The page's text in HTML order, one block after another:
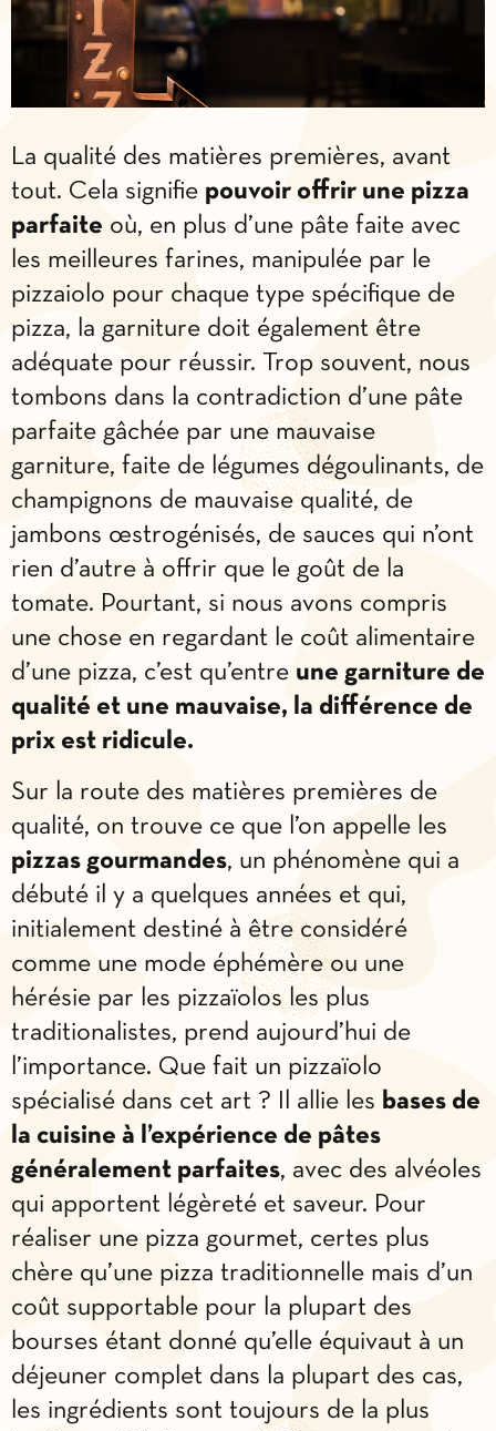
La qualité des matières premières, avant
tout. Cela signifie pouvoir offrir une pizza
parfaite où, en plus d’une pâte faite avec
les meilleures farines, manipulée par le
pizzaiolo pour chaque type spécifique de
pizza, la garniture doit également être
adéquate pour réussir. Trop souvent, nous
tombons dans la contradiction d’une pâte
parfaite gâchée par une mauvaise
garniture, faite de légumes dégoulinants, de
champignons de mauvaise qualité, de
jambons œstrogénisés, de sauces qui n’ont
rien d’autre à offrir que le goût de la
tomate. Pourtant, si nous avons compris
une chose en regardant le coût alimentaire
d’une pizza, c’est qu’entre une garniture de
qualité et une mauvaise, la différence de
prix est ridicule.
Sur la route des matières premières de
qualité, on trouve ce que l’on appelle les
pizzas gourmandes, un phénomène qui a
débuté il y a quelques années et qui,
initialement destiné à être considéré
comme une mode éphémère ou une
hérésie par les pizzaïolos les plus
traditionalistes, prend aujourd’hui de
l’importance. Que fait un pizzaïolo
spécialisé dans cet art ? Il allie les bases de
la cuisine à l’expérience de pâtes
généralement parfaites, avec des alvéoles
qui apportent légèreté et saveur. Pour
réaliser une pizza gourmet, certes plus
chère qu’une pizza traditionnelle mais d’un
coût supportable pour la plupart des
bourses étant donné qu’elle équivaut à un
déjeuner complet dans la plupart des cas,
les ingrédients sont toujours de la plus